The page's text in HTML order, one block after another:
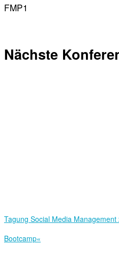
FMP1
Nächste
Tagung Social Media
Bootcamp«